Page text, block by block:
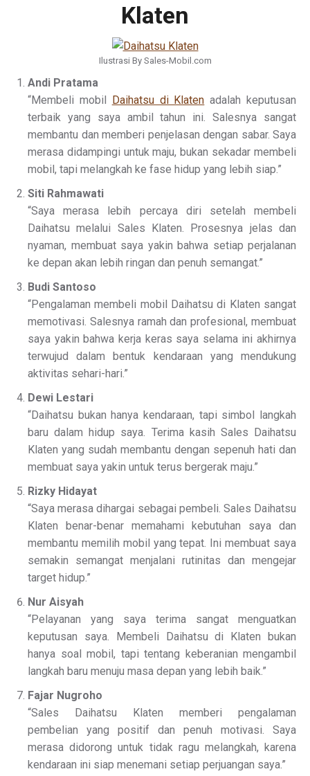
Klaten
Ilustrasi By Sales-Mobil.com
Andi Pratama
“Membeli mobil
Daihatsu di Klaten adalah keputusan
terbaik yang saya ambil tahun ini. Salesnya sangat
membantu dan memberi penjelasan dengan sabar. Saya
merasa didampingi untuk maju, bukan sekadar membeli
mobil, tapi melangkah ke fase hidup yang lebih siap.”
Siti Rahmawati
“Saya merasa lebih percaya diri setelah membeli
Daihatsu melalui Sales Klaten. Prosesnya jelas dan
nyaman, membuat saya yakin bahwa setiap perjalanan
ke depan akan lebih ringan dan penuh semangat.”
Budi Santoso
“Pengalaman membeli mobil Daihatsu di Klaten sangat
memotivasi. Salesnya ramah dan profesional, membuat
saya yakin bahwa kerja keras saya selama ini akhirnya
terwujud dalam bentuk kendaraan yang mendukung
aktivitas sehari-hari.”
Dewi Lestari
“Daihatsu bukan hanya kendaraan, tapi simbol langkah
baru dalam hidup saya. Terima kasih Sales Daihatsu
Klaten yang sudah membantu dengan sepenuh hati dan
membuat saya yakin untuk terus bergerak maju.”
Rizky Hidayat
“Saya merasa dihargai sebagai pembeli. Sales Daihatsu
Klaten benar-benar memahami kebutuhan saya dan
membantu memilih mobil yang tepat. Ini membuat saya
semakin semangat menjalani rutinitas dan mengejar
target hidup.”
Nur Aisyah
“Pelayanan yang saya terima sangat menguatkan
keputusan saya. Membeli Daihatsu di Klaten bukan
hanya soal mobil, tapi tentang keberanian mengambil
langkah baru menuju masa depan yang lebih baik.”
Fajar Nugroho
“Sales Daihatsu Klaten memberi pengalaman
pembelian yang positif dan penuh motivasi. Saya
merasa didorong untuk tidak ragu melangkah, karena
kendaraan ini siap menemani setiap perjuangan saya.”